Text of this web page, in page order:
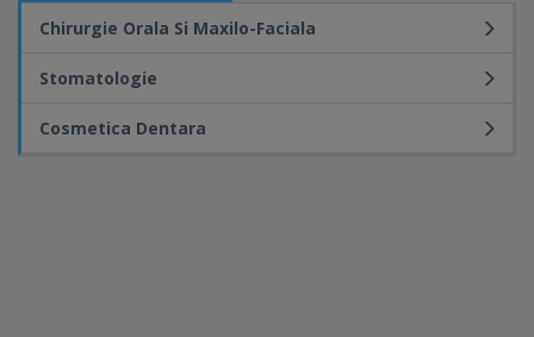
Chirurgie Orala Si Maxilo-Faciala
Stomatologie
Cosmetica Dentara